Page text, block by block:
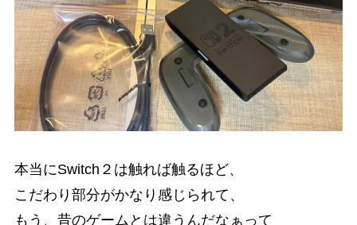
本当にSwitch２は触れば触るほど、
こだわり部分がかなり感じられて、
もう、昔のゲームとは違うんだなぁって